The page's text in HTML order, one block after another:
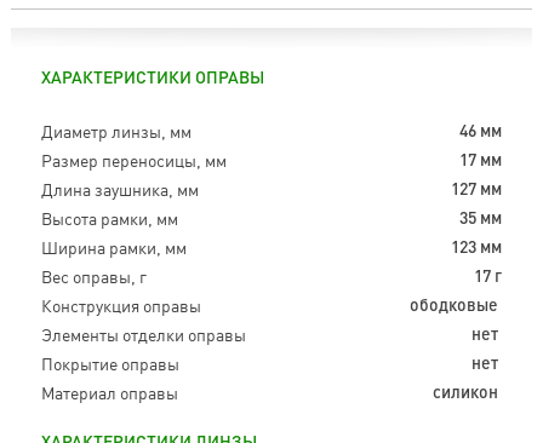
ХАРАКТЕРИСТИКИ ОПРАВЫ
Диаметр линзы, мм 46 мм
Размер переносицы, мм 17 мм
Длина заушника, мм 127 мм
Высота рамки, мм 35 мм
Ширина рамки, мм 123 мм
Вес оправы, г 17 г
Конструкция оправы ободковые
Элементы отделки оправы нет
Покрытие оправы нет
Материал оправы силикон